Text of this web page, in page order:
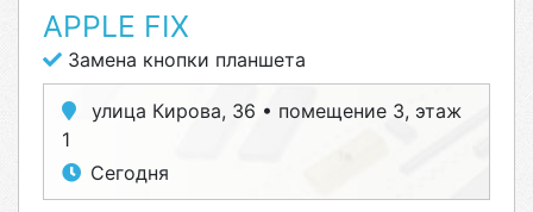
APPLE FIX
Замена кнопки планшета
улица Кирова, 36 • помещение 3, этаж
1
Сегодня